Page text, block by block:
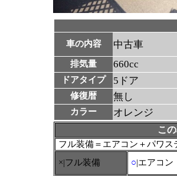
車の内容
中古車
排気量 660cc
ドアタイプ 5ドア
修復暦 無し
カラー オレンジ
こ
フル装備＝エアコン＋パワス
×|フル装備
○|エアコン